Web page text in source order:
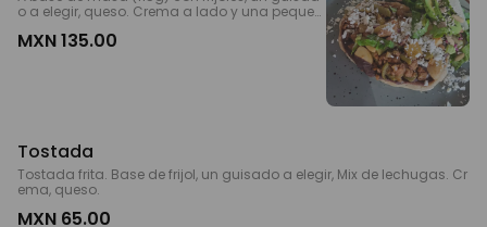
o a elegir, queso. Crema a lado y una pequeñ
MXN 135.00
Tostada
Tostada frita. Base de frijol, un guisado a elegir, Mix de lechugas. Cr
ema, queso.
MXN 65.00